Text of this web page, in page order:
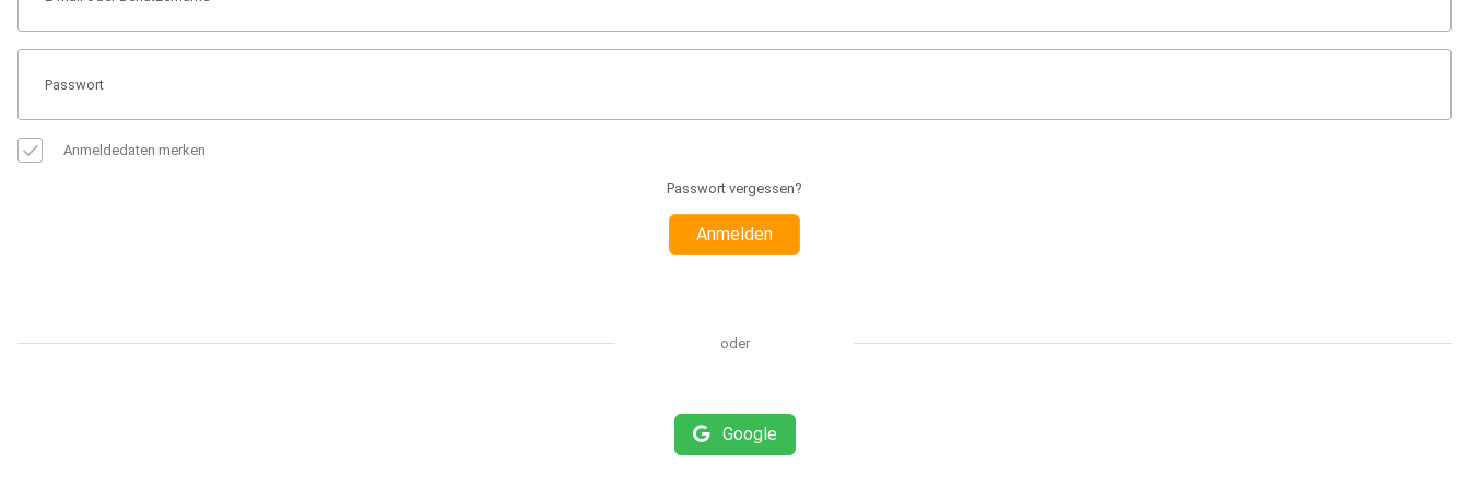
Anmeldedaten merken
Passwort vergessen?
Anmelden
oder
Google